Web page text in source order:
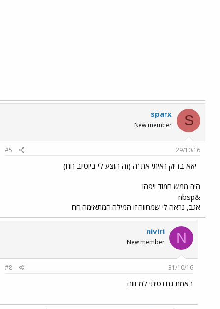
S
sparx
New member
29/10/16
#5
יאא בדיוק ראיתי את זה (זה הוצע לי ביוטיוב חח)
היה ממש חמוד ויפה!
&nbsp
אגב, נראה לי שמחווה זו המילה המתאימה חח
N
niviri
New member
31/10/16
#8
באמת גם נטיתי למחווה